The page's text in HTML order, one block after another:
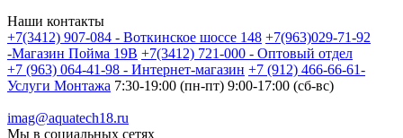
Наши контакты
+7(3412) 907-084 - Воткинское шоссе 148 +7(963)029-71-92
-Магазин Пойма 19В +7(3412) 721-000 - Оптовый отдел
+7 (963) 064-41-98 - Интернет-магазин +7 (912) 466-66-61-
Услуги Монтажа 7:30-19:00 (пн-пт) 9:00-17:00 (сб-вс)
imag@aquatech18.ru
Мы в социальных сетях